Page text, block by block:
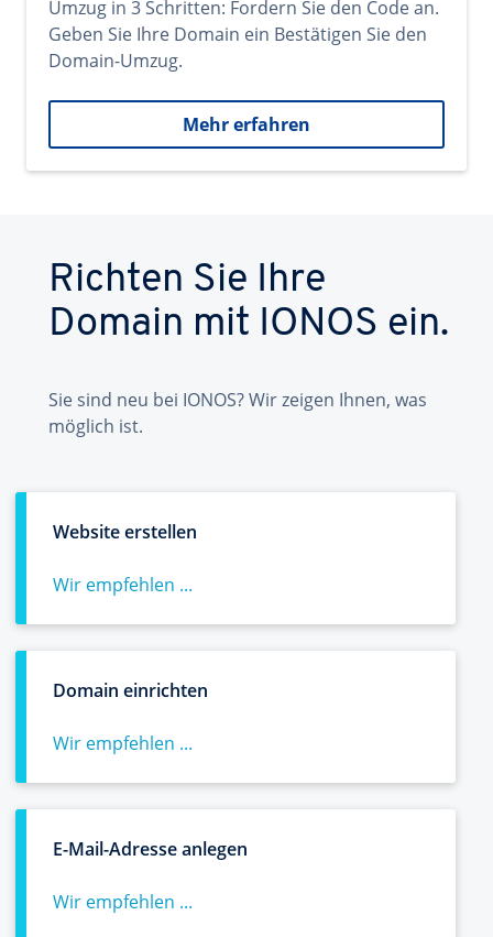
Umzug in 3 Schritten: Fordern Sie den Code an.
Geben Sie Ihre Domain ein Bestätigen Sie den
Domain-Umzug.
Mehr erfahren
Richten Sie Ihre
Domain mit IONOS ein.
Sie sind neu bei IONOS? Wir zeigen Ihnen, was
möglich ist.
Website erstellen
Wir empfehlen ...
Domain einrichten
Wir empfehlen ...
E-Mail-Adresse anlegen
Wir empfehlen ...